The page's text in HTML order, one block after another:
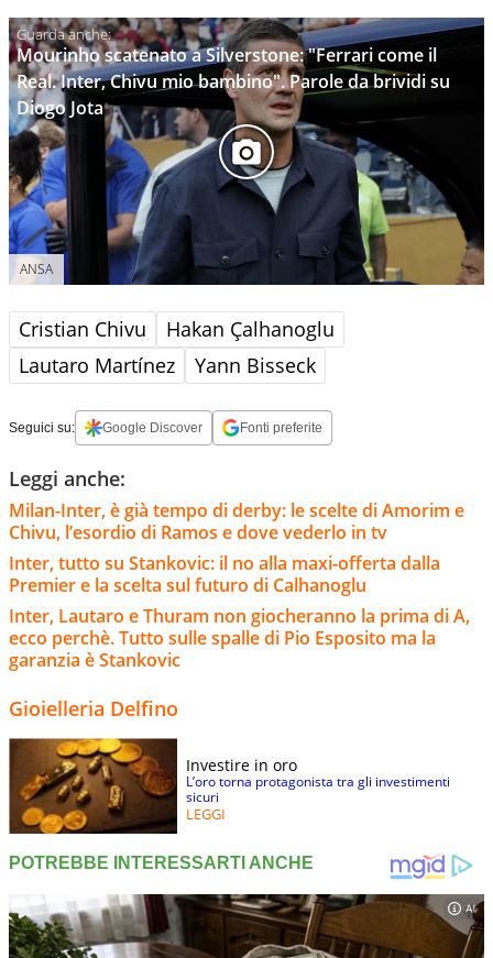
Mourinho scatenato a Silverstone: "Ferrari come il
Real. Inter, Chivu mio bambino". Parole da brividi su
Diogo Jota
ANSA
Cristian Chivu
Hakan Çalhanoglu
Lautaro Martínez
Yann Bisseck
Seguici su: Google Discover Fonti preferite
Leggi anche:
Milan-Inter, è già tempo di derby: le scelte di Amorim e
Chivu, l’esordio di Ramos e dove vederlo in tv
Inter, tutto su Stankovic: il no alla maxi-offerta dalla
Premier e la scelta sul futuro di Calhanoglu
Inter, Lautaro e Thuram non giocheranno la prima di A,
ecco perchè. Tutto sulle spalle di Pio Esposito ma la
garanzia è Stankovic
Gioielleria Delfino
Investire in oro
L’oro torna protagonista tra gli investimenti
sicuri
LEGGI